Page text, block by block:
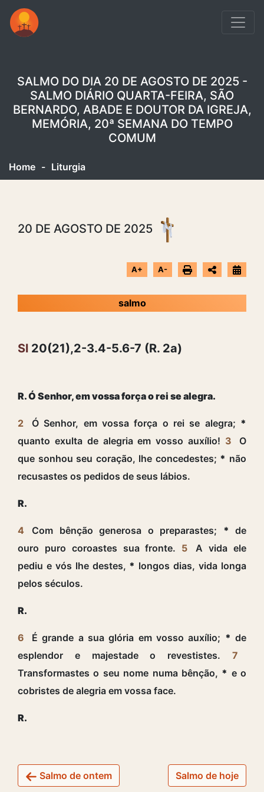
SALMO DO DIA 20 DE AGOSTO DE 2025 -
SALMO DIÁRIO QUARTA-FEIRA, SÃO
BERNARDO, ABADE E DOUTOR DA IGREJA,
MEMÓRIA, 20ª SEMANA DO TEMPO
COMUM
Home - Liturgia
20 DE AGOSTO DE 2025
A+ A-
salmo
Sl 20(21),2-3.4-5.6-7 (R. 2a)
R. Ó Senhor, em vossa força o rei se alegra.
2 Ó Senhor, em vossa força o rei se alegra; *
quanto exulta de alegria em vosso auxílio! 3
O
que sonhou seu coração, lhe concedestes; * não
recusastes os pedidos de seus lábios.
R.
4 Com bênção generosa o preparastes; * de
ouro puro coroastes sua fronte. 5
A vida ele
pediu e vós lhe destes, * longos dias, vida longa
pelos séculos.
R.
6 É grande a sua glória em vosso auxílio; * de
esplendor e majestade o revestistes. 7
Transformastes o seu nome numa bênção, * e o
cobristes de alegria em vossa face.
R.
Salmo de ontem Salmo de hoje